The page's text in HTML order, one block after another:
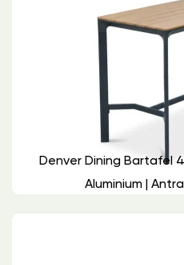
Denver Dining Bartafel
Aluminium |